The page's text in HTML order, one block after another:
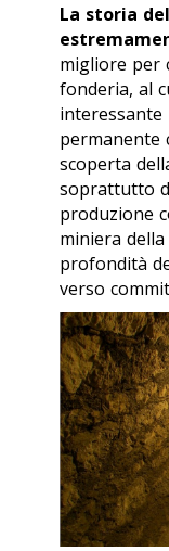
La storia
migliore per
fonderia, al
interessante
permanente
scoperta
soprattutto
produzione
miniera
profondità
verso